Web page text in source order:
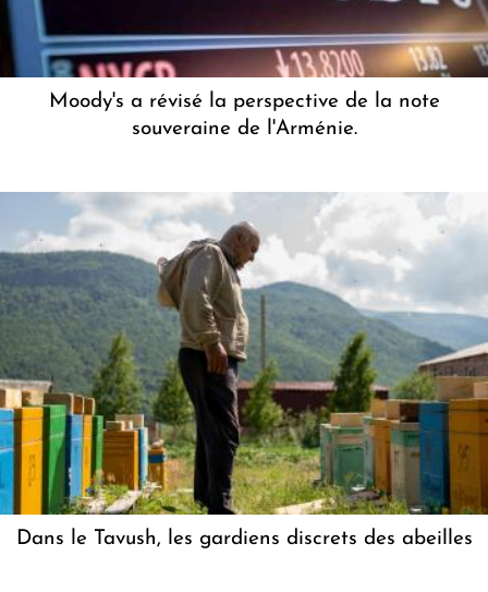
Moody's a révisé la perspective de la note
souveraine de l'Arménie.
Dans le Tavush, les gardiens discrets des abeilles